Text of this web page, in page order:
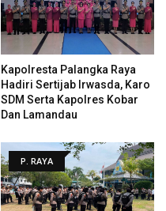
Kapolresta Palangka Raya
Hadiri Sertijab Irwasda, Karo
SDM Serta Kapolres Kobar
Dan Lamandau
P. RAYA